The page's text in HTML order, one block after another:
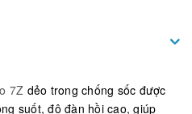
7Z dẻo trong chống sốc được
suốt, độ đàn hồi cao, giúp